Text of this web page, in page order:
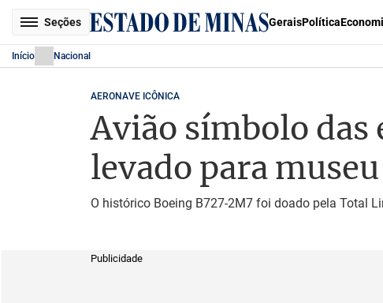
Seções GeraisPolítica
Início Nacional
AERONAVE ICÔNICA
Avião símbolo das
levado para museu
O histórico Boeing B727-2M7 foi doado pela Total
Publicidade